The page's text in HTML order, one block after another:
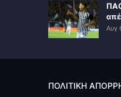
Αυγ
ΠΟΛΙΤΙΚΗ